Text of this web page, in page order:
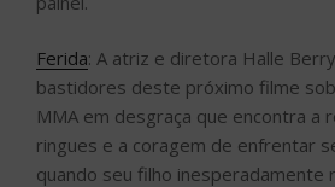
Ferida: A atriz e diretora Halle
bastidores deste próximo filme
MMA em desgraça que encontra a
ringues e a coragem de enfrentar
quando seu filho inesperadamente